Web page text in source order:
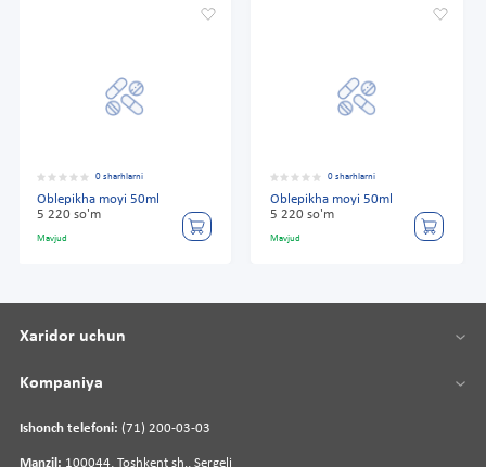
0 sharhlarni
Oblepikha moyi 50ml
5 220 so'm
Mavjud
0 sharhlarni
Oblepikha moyi 50ml
5 220 so'm
Mavjud
Ishonch telefoni: (71) 200-03-03
Manzil: 100044, Toshkent sh., Sergeli
Xaridor uchun
Kompaniya